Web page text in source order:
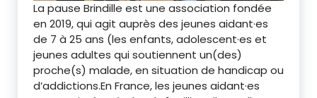
La pause Brindille est une association fondée
en 2019, qui agit auprès des jeunes aidant·es
de 7 à 25 ans (les enfants, adolescent·es et
jeunes adultes qui soutiennent un(des)
proche(s) malade, en situation de handicap ou
d’addictions.En France, les jeunes aidant·es